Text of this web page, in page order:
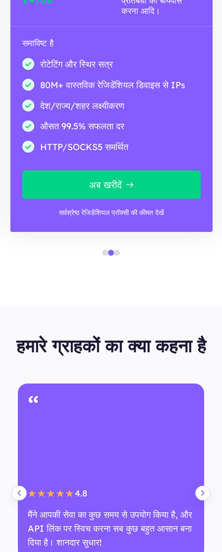
करना आदि।
समाविष्ट है
रोटेटिंग और स्थिर सत्र
80M+ वास्तविक रेजिडेंशियल डिवाइस से IPs
देश/राज्य/शहर लक्ष्यीकरण
औसत 99.5% सफलता दर
HTTP/SOCKS5 समर्थित
अब खरीदें
सर्वश्रेष्ठ रेजिडेंशियल प्रॉक्सी की कीमत देखें
हमारे ग्राहकों का क्या कहना है
“
★★★★★4.8
मैंने आपकी सेवा का कुछ समय से उपयोग किया है, और
API लिंक पर स्विच करना सब कुछ बहुत आसान बना
दिया है। शानदार सुधार!